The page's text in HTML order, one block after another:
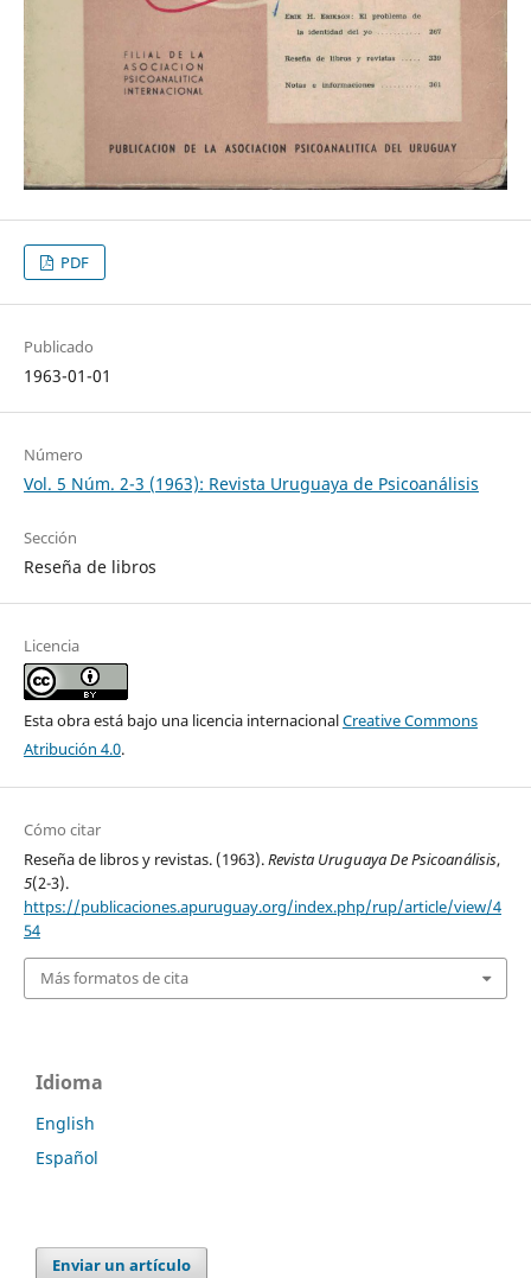
PDF
Publicado
1963-01-01
Número
Vol. 5 Núm. 2-3 (1963): Revista Uruguaya de Psicoanálisis
Sección
Reseña de libros
Licencia
Esta obra está bajo una licencia internacionalCreative Commons
Atribución 4.0.
Cómo citar
Reseña de libros y revistas. (1963).Revista Uruguaya De Psicoanálisis,
5(2-3).
https://publicaciones.apuruguay.org/index.php/rup/article/view/4
54
Más formatos de cita
Idioma
English
Español
Enviar un artículo